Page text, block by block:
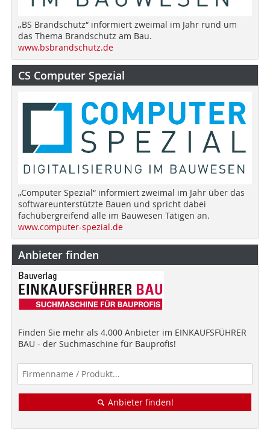
„BS Brandschutz“ informiert zweimal im Jahr rund um
das Thema Brandschutz am Bau.
www.bsbrandschutz.de
CS Computer Spezial
„Computer Spezial“ informiert zweimal im Jahr über das
softwareunterstützte Bauen und spricht dabei
fachübergreifend alle im Bauwesen Tätigen an.
www.computer-spezial.de
Anbieter finden
Finden Sie mehr als 4.000 Anbieter im EINKAUFSFÜHRER
BAU - der Suchmaschine für Bauprofis!
Anbieter finden!